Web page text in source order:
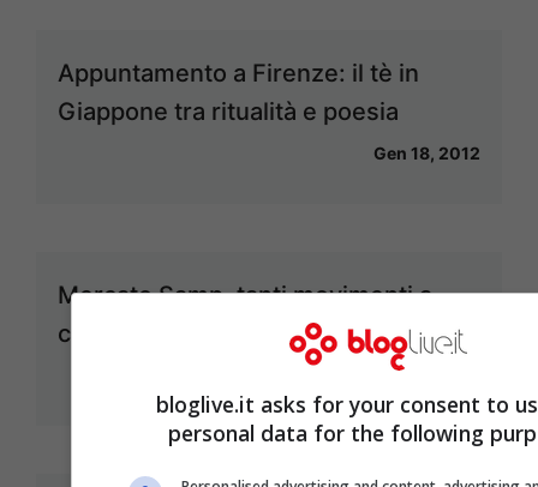
Appuntamento a Firenze: il tè in
Giappone tra ritualità e poesia
Gen 18, 2012
Mercato Samp, tanti movimenti a
centrocampo
Gen 12, 2012
bloglive.it asks for your consent to
personal data for the following